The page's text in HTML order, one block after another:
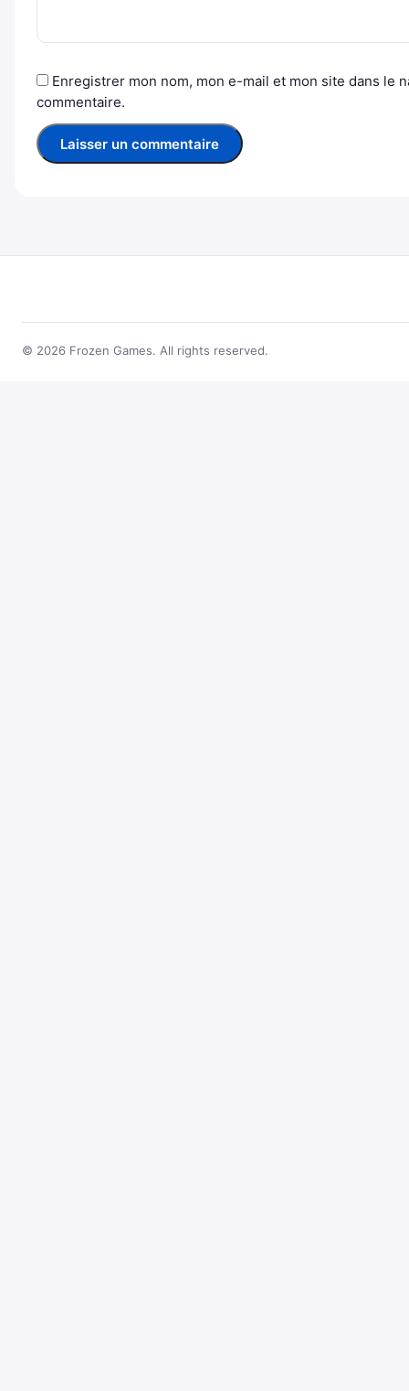
Enregistrer mon nom, mon e-mail et mon site dans le
commentaire.
© 2026 Frozen Games. All rights reserved.